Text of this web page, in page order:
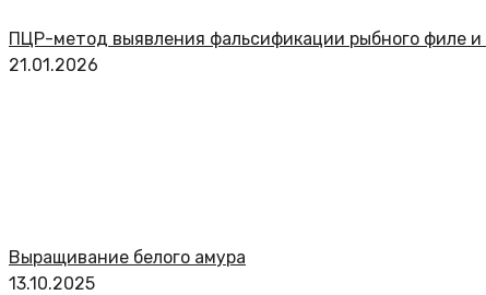
ПЦР-метод выявления фальсификации рыбного филе
21.01.2026
Выращивание белого амура
13.10.2025